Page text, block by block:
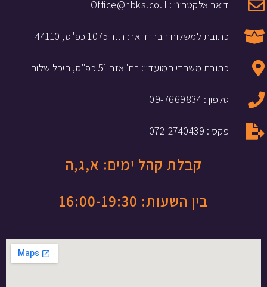
דואר אלקטרוני : Office@hbks.co.il
כתובת למשלוח דברי דואר: ת.ד 1075 כפ"ס, 44110
כתובת משרדי המועדון: רח' אזר 51 כפ"ס, היכל שלום
טלפון : 09-7669834
פקס : 072-2740439
קבלת קהל ימים: א,ג,ה
בין השעות: 16:00-19:30